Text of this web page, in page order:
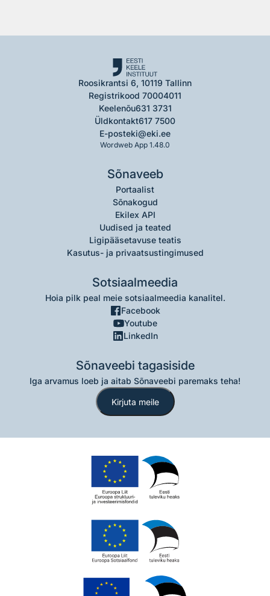
Roosikrantsi 6, 10119 Tallinn
Registrikood 70004011
Keelenõu631 3731
Üldkontakt617 7500
E-posteki@eki.ee
Wordweb App 1.48.0
Sõnaveeb
Portaalist
Sõnakogud
Ekilex API
Uudised ja teated
Ligipääsetavuse teatis
Kasutus- ja privaatsustingimused
Sotsiaalmeedia
Hoia pilk peal meie sotsiaalmeedia kanalitel.
Facebook
Youtube
LinkedIn
Sõnaveebi tagasiside
Iga arvamus loeb ja aitab Sõnaveebi paremaks teha!
Kirjuta meile